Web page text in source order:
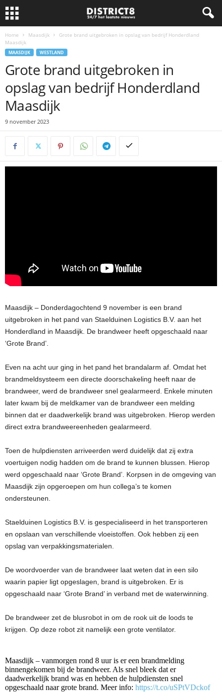
Home Maasdijk
Grote brand uitgebroken in opslag van bedrijf Honderdland
Maasdijk
MAASDIJK WESTLAND
Grote brand uitgebroken in
opslag van bedrijf Honderdland
Maasdijk
9 november 2023
Maasdijk – Donderdagochtend 9 november is een brand
uitgebroken in het pand van Staelduinen Logistics B.V. aan het
Honderdland in Maasdijk. De brandweer heeft opgeschaald naar
‘Grote Brand’.
Even na acht uur ging in het pand het brandalarm af. Omdat het
brandmeldsysteem een directe doorschakeling heeft naar de
brandweer, werd de brandweer snel gealarmeerd. Enkele minuten
later kwam bij de meldkamer van de brandweer een melding
binnen dat er daadwerkelijk brand was uitgebroken. Hierop werden
direct extra brandweereenheden gealarmeerd.
Toen de hulpdiensten arriveerden werd duidelijk dat zij extra
voertuigen nodig hadden om de brand te kunnen blussen. Hierop
werd opgeschaald naar ‘Grote Brand’. Korpsen in de omgeving van
Maasdijk zijn opgeroepen om hun collega’s te komen
ondersteunen.
Staelduinen Logistics B.V. is gespecialiseerd in het transporteren
en opslaan van verschillende vloeistoffen. Ook hebben zij een
opslag van verpakkingsmaterialen.
De woordvoerder van de brandweer laat weten dat in een silo
waarin papier ligt opgeslagen, brand is uitgebroken. Er is
opgeschaald naar ‘Grote Brand’ in verband met de waterwinning.
De brandweer zet de blusrobot in om de rook uit de loods te
krijgen. Op deze robot zit namelijk een grote ventilator.
Maasdijk – vanmorgen rond 8 uur is er een brandmelding
binnengekomen bij de brandweer. Als snel bleek dat er
daadwerkelijk brand was en hebben de hulpdiensten snel
opgeschaald naar grote brand. Meer info: https://t.co/uSPtVDckof